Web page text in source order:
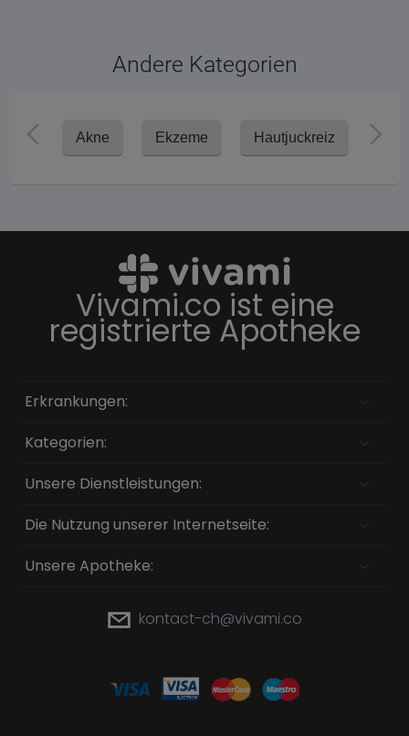
Andere Kategorien
Akne Ekzeme Hautjuckreiz
Vivami.co ist eine
registrierte Apotheke
Erkrankungen:
Kategorien:
Unsere Dienstleistungen:
Die Nutzung unserer Internetseite:
Unsere Apotheke:
kontact-ch@vivami.co